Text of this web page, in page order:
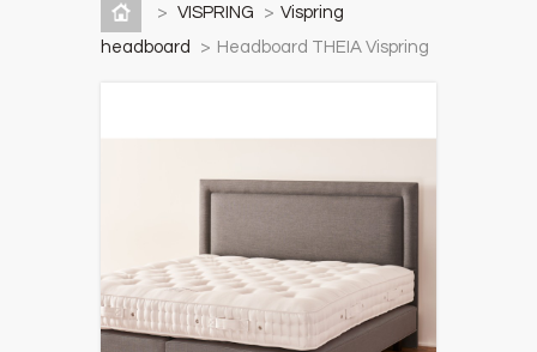
> VISPRING > Vispring
headboard
> Headboard THEIA Vispring